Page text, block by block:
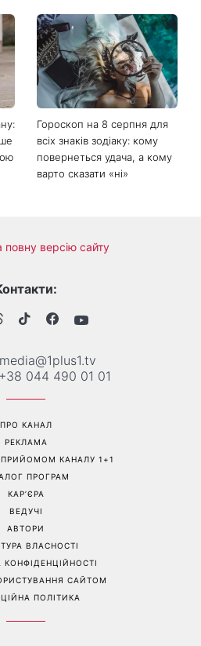
Гороскоп на 8 серпня для
всіх знаків зодіаку: кому
повернеться удача, а кому
варто сказати «ні»
повну версію сайту
media@1plus1.tv
+38 044 490 01 01
ПРО КАНАЛ
РЕКЛАМА
КАНАЛУ 1+1
ПРОГРАМ
КАР’ЄРА
ВЕДУЧІ
АВТОРИ
ВЛАСНОСТІ
КОНФІДЕНЦІЙНОСТІ
САЙТОМ
ПОЛІТИКА